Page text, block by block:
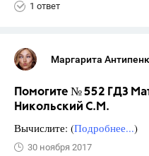
1 ответ
Маргарита
Помогите № 552 ГДЗ
Никольский С.М.
Вычислите: (Подробнее...)
30 ноября 2017